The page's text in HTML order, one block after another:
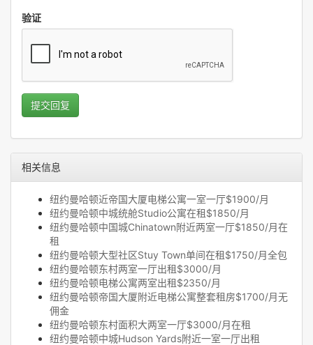
验证
提交回复
相关信息
纽约曼哈顿近帝国大厦电梯公寓一室一厅$1900/月
纽约曼哈顿中城统舱Studio公寓在租$1850/月
纽约曼哈顿中国城Chinatown附近两室一厅$1850/月在
租
纽约曼哈顿大型社区Stuy Town单间在租$1750/月全包
纽约曼哈顿东村两室一厅出租$3000/月
纽约曼哈顿电梯公寓两室出租$2350/月
纽约曼哈顿帝国大厦附近电梯公寓整套租房$1700/月无
佣金
纽约曼哈顿东村面积大两室一厅$3000/月在租
纽约曼哈顿中城Hudson Yards附近一室一厅出租